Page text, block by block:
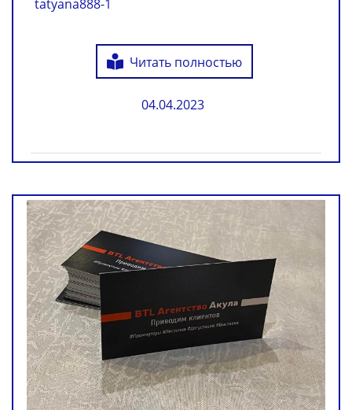
tatyana888-1
Читать полностью
04.04.2023